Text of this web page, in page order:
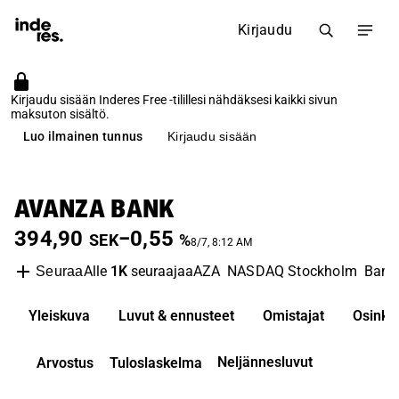
Kirjaudu
Kirjaudu sisään Inderes Free -tilillesi nähdäksesi kaikki sivun
maksuton sisältö.
Luo ilmainen tunnus
Kirjaudu sisään
AVANZA BANK
394,90 SEK−0,55 %8/7, 8:12 AM
SeuraaAlle 1KseuraajaaAZA NASDAQ Stockholm
Yleiskuva Luvut & ennusteet Omistajat Osinko
Arvostus Tuloslaskelma Neljännesluvut